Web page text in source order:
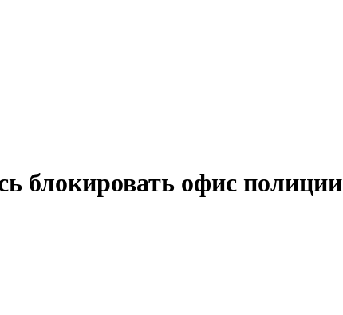
блокировать офис полиции